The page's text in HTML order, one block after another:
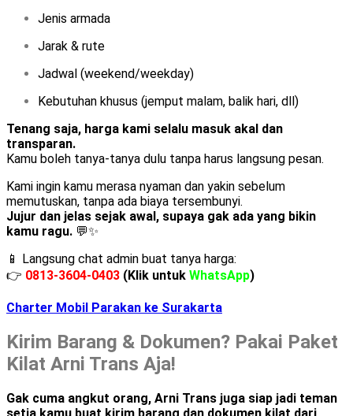
Jenis armada
Jarak & rute
Jadwal (weekend/weekday)
Kebutuhan khusus (jemput malam, balik hari, dll)
Tenang saja, harga kami selalu masuk akal dan
transparan.
Kamu boleh tanya-tanya dulu tanpa harus langsung pesan.
Kami ingin kamu merasa nyaman dan yakin sebelum
memutuskan, tanpa ada biaya tersembunyi.
Jujur dan jelas sejak awal, supaya gak ada yang bikin
kamu ragu. 💬✨
📱 Langsung chat admin buat tanya harga:
👉 0813-3604-0403 (Klik untuk WhatsApp)
Charter Mobil Parakan ke Surakarta
Kirim Barang & Dokumen? Pakai Paket
Kilat Arni Trans Aja!
Gak cuma angkut orang, Arni Trans juga siap jadi teman